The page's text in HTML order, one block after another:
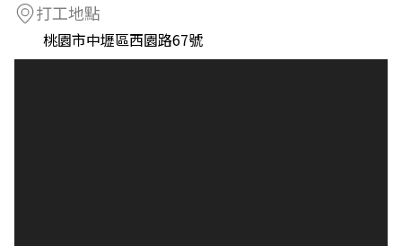
打工地點
桃園市中壢區西園路67號